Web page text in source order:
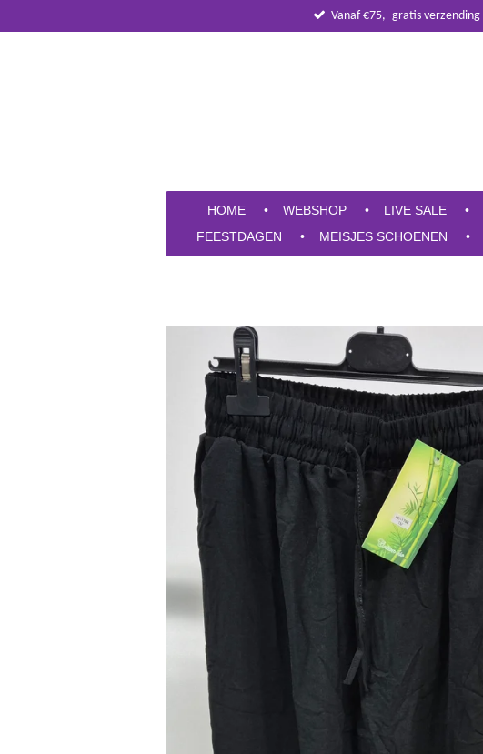
direct
Vanaf €75,- gratis verzending
HOME WEBSHOP LIVE SALE
FEESTDAGEN
MEISJES SCHOENEN